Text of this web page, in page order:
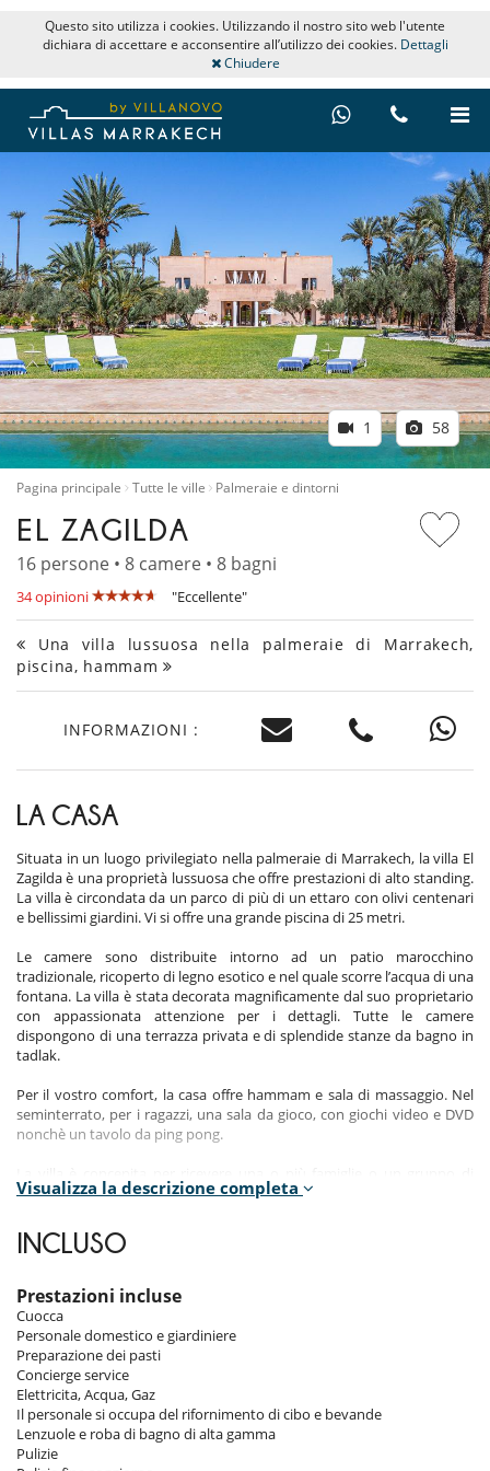
Questo sito utilizza i cookies. Utilizzando il nostro sito web l'utente
dichiara di accettare e acconsentire all’utilizzo dei cookies. Dettagli
Chiudere
1 58
Pagina principale Tutte le ville Palmeraie e dintorni
EL ZAGILDA
16 persone • 8 camere • 8 bagni
34 opinioni "Eccellente"
Una villa lussuosa nella palmeraie di Marrakech,
piscina, hammam
INFORMAZIONI :
LA CASA
Situata in un luogo privilegiato nella palmeraie di Marrakech, la villa El
Zagilda è una proprietà lussuosa che offre prestazioni di alto standing.
La villa è circondata da un parco di più di un ettaro con olivi centenari
e bellissimi giardini. Vi si offre una grande piscina di 25 metri.
Le camere sono distribuite intorno ad un patio marocchino
tradizionale, ricoperto di legno esotico e nel quale scorre l’acqua di una
fontana. La villa è stata decorata magnificamente dal suo proprietario
con appassionata attenzione per i dettagli. Tutte le camere
dispongono di una terrazza privata e di splendide stanze da bagno in
tadlak.
Per il vostro comfort, la casa offre hammam e sala di massaggio. Nel
seminterrato, per i ragazzi, una sala da gioco, con giochi video e DVD
nonchè un tavolo da ping pong.
amici.
benchè confortevoli, non hanno lo stesso standing che le camere del
primo piano.
Giochi di società per bambini
I bambini sono i benvenuti
Letto per bebè
Libri per bambini
Seggiolone
Tata o baby sitter su richiesta
Attrezzature, eventi
Visualizza la descrizione completa
INCLUSO
Prestazioni incluse
Cuocca
Personale domestico e giardiniere
Preparazione dei pasti
Concierge service
Elettricita, Acqua, Gaz
Il personale si occupa del rifornimento di cibo e bevande
Lenzuole e roba di bagno di alta gamma
Pulizie